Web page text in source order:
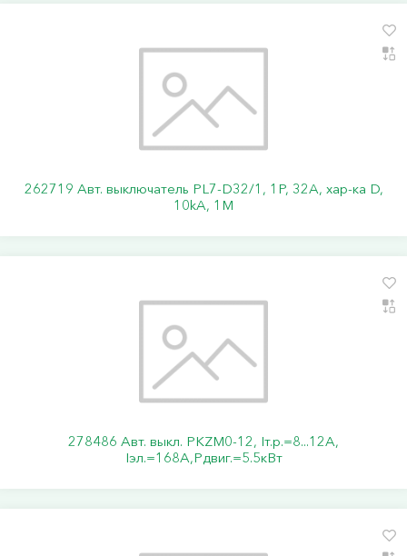
262719 Авт. выключатель PL7-D32/1, 1P, 32A, хар-ка D,
10kA, 1M
278486 Авт. выкл. PKZM0-12, Iт.р.=8...12А,
Iэл.=168А,Pдвиг.=5.5кВт